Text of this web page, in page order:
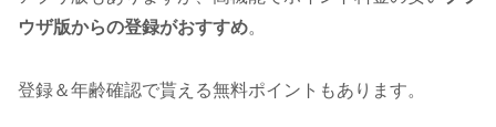
ウザ版からの登録がおすすめ。
登録＆年齢確認で貰える無料ポイントもあります。